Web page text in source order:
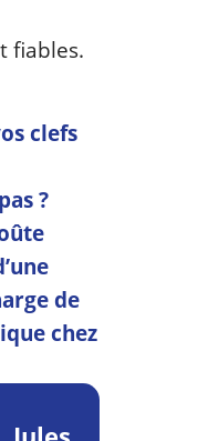
fiables.
clefs
?
de
chez